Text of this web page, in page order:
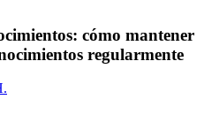
cómo mantener
regularmente